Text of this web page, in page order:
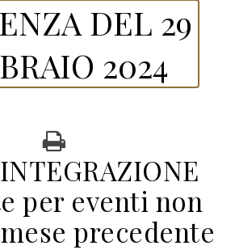
DEL 29
2024
per eventi non
precedente